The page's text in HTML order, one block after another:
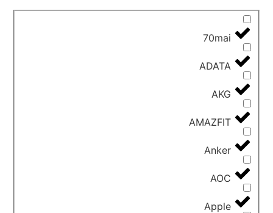
70mai
ADATA
AKG
AMAZFIT
Anker
AOC
Apple